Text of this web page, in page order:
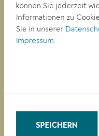
E-mail:
RATHAUS
können Sie jederzeit
Informationen zu
Sie in unserer
Impressum.
SPEICHERN